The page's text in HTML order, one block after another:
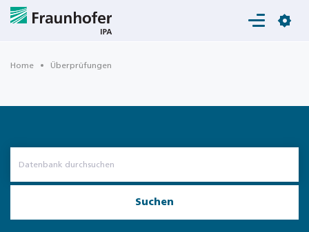
Login
Home Überprüfungen
Suchen